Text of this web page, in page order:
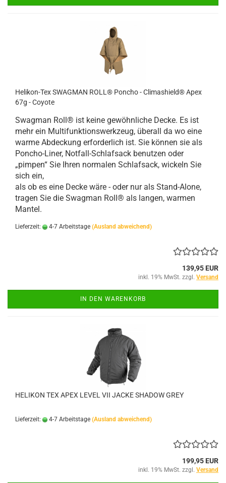
Helikon-Tex SWAGMAN ROLL® Poncho - Climashield® Apex
67g - Coyote
Swagman Roll® ist keine gewöhnliche Decke. Es ist
mehr ein Multifunktionswerkzeug, überall da wo eine
warme Abdeckung erforderlich ist. Sie können sie als
Poncho-Liner, Notfall-Schlafsack benutzen oder
„pimpen“ Sie Ihren normalen Schlafsack, wickeln Sie
sich ein,
als ob es eine Decke wäre - oder nur als Stand-Alone,
tragen Sie die Swagman Roll® als langen, warmen
Mantel.
Lieferzeit: 4-7 Arbeitstage (Ausland abweichend)
139,95 EUR
inkl. 19% MwSt. zzgl. Versand
IN DEN WARENKORB
HELIKON TEX APEX LEVEL VII JACKE SHADOW GREY
Lieferzeit: 4-7 Arbeitstage (Ausland abweichend)
199,95 EUR
inkl. 19% MwSt. zzgl. Versand